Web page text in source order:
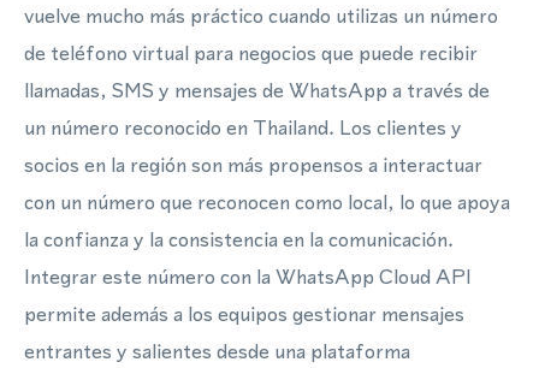
vuelve mucho más práctico cuando utilizas un número
de teléfono virtual para negocios que puede recibir
llamadas, SMS y mensajes de WhatsApp a través de
un número reconocido en Thailand. Los clientes y
socios en la región son más propensos a interactuar
con un número que reconocen como local, lo que apoya
la confianza y la consistencia en la comunicación.
Integrar este número con la WhatsApp Cloud API
permite además a los equipos gestionar mensajes
entrantes y salientes desde una plataforma